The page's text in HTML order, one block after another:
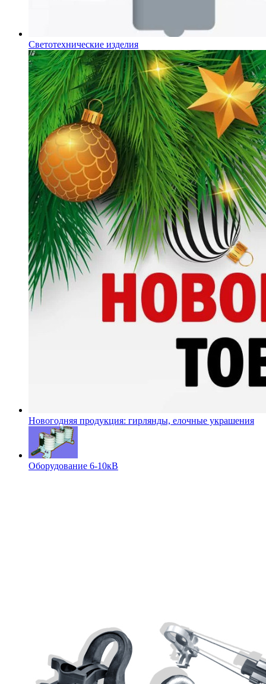
Светотехнические изделия
Новогодняя продукция: гирлянды, елочные украшения
Оборудование 6-10кВ